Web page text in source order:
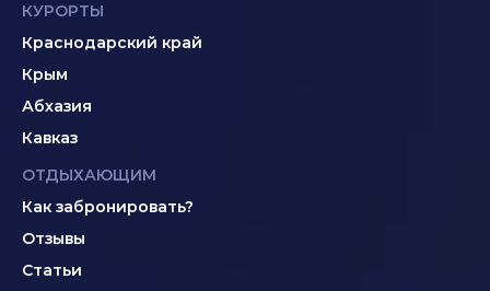
КУРОРТЫ
Краснодарский край
Крым
Абхазия
Кавказ
ОТДЫХАЮЩИМ
Как забронировать?
Отзывы
Статьи